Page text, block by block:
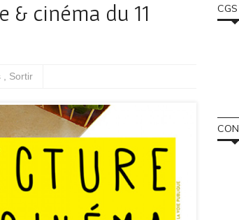
& cinéma du 11
Sortir